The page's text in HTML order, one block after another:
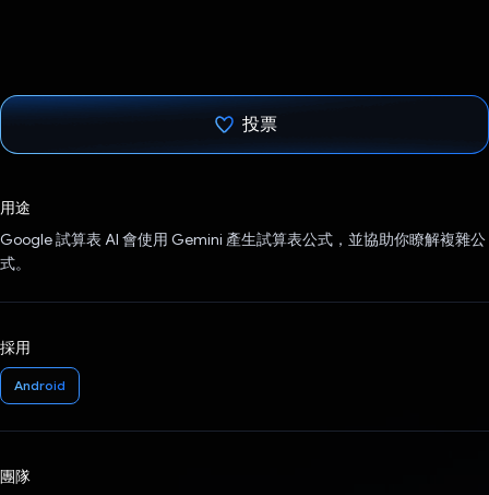
投票
用途
Google 試算表 AI 會使用 Gemini 產生試算表公式，並協助你瞭解複雜公
式。
採用
Android
團隊